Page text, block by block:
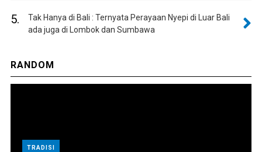
5.
Tak Hanya di Bali : Ternyata Perayaan Nyepi di Luar Bali
ada juga di Lombok dan Sumbawa
RANDOM
TRADISI